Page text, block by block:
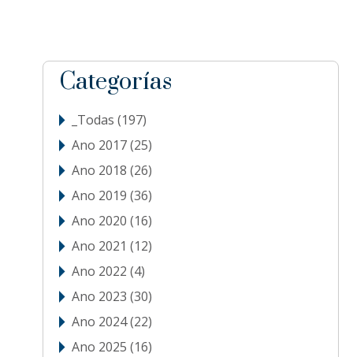
sidebar
Blog
Sidebar
Categorías
_Todas (197)
Ano 2017(25)
Ano 2018 (26)
Ano 2019 (36)
Ano 2020 (16)
Ano 2021 (12)
Ano 2022 (4)
Ano 2023 (30)
Ano 2024(22)
Ano 2025 (16)